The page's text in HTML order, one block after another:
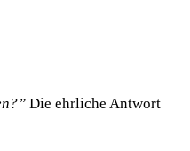
Die ehrliche Antwort